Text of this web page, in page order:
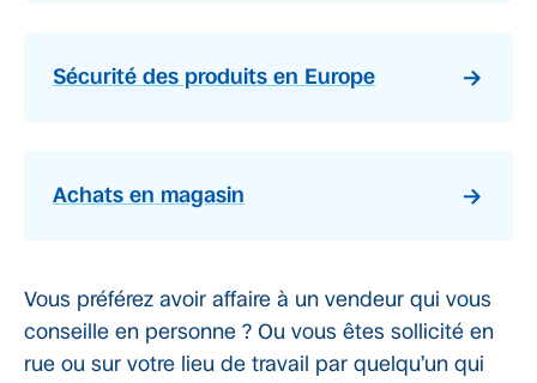
Sécurité des produits en Europe
Achats en magasin
Vous préférez avoir affaire à un vendeur qui vous
conseille en personne ? Ou vous êtes sollicité en
rue ou sur votre lieu de travail par quelqu’un qui